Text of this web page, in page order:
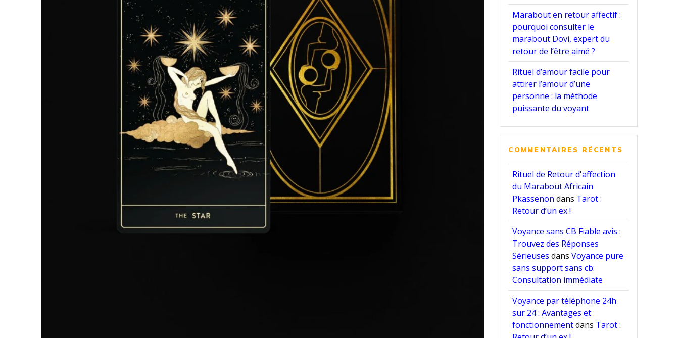
Marabout en retour affectif :
pourquoi consulter le
marabout Dovi, expert du
retour de l’être aimé ?
Rituel d’amour facile pour
attirer l’amour d’une
personne : la méthode
puissante du voyant
COMMENTAIRES RÉCENTS
Rituel de Retour d'affection
du Marabout Africain
Pkassenon dans Tarot :
Retour d’un ex !
Voyance sans CB Fiable avis :
Trouvez des Réponses
Sérieuses dansVoyance pure
sans support sans cb:
Consultation immédiate
Voyance par téléphone 24h
sur 24 : Avantages et
fonctionnementdans Tarot :